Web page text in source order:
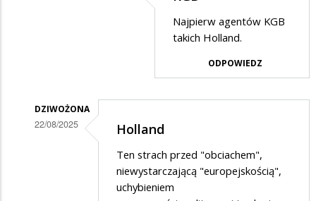
na
jestem
Najpierw agentów KGB
takich Holland.
ODPOWIEDZ
DZIWOŻONA
22/08/2025 Holland
Ten strach przed "obciachem",
niewystarczającą "europejskością",
uchybieniem